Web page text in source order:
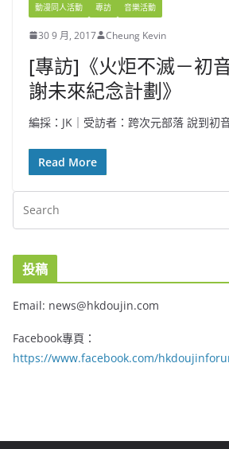
動漫同人活動 專訪 音樂活動
30 9 月, 2017 Cheung Kevin
[專訪]《火炬不滅－初
謝未來紀念計劃》
編採：JK｜受訪者：跨次元部落 說到初
Read More
投稿
Email: news@hkdoujin.com
Facebook專頁：
https://www.facebook.com/